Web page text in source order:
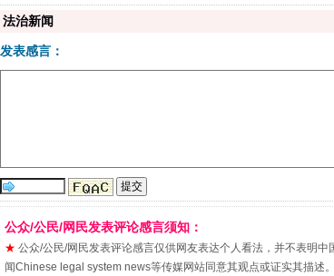
法治新闻
发表感言：
公众/公民/网民发表评论感言须知：
★ 公众/公民/网民发表评论感言仅供网友表达个人看法，并不表明
闻Chinese legal system news等传媒网站同意其观点或证实其描述